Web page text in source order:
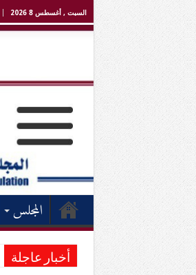
السبت , أغسطس 8 2026
المجلس
أخبار عاجلة